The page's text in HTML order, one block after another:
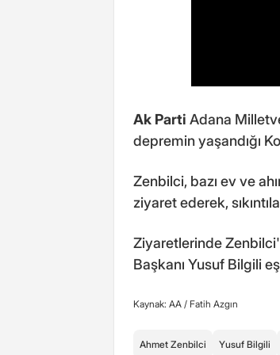
Ak Parti Adana
depremin yaşandığı
Zenbilci, bazı ev ve
ziyaret ederek,
Ziyaretlerinde
Başkanı Yusuf Bilgili
Kaynak: AA / Fatih Azgın
Ahmet Zenbilci Yusuf Bilgili